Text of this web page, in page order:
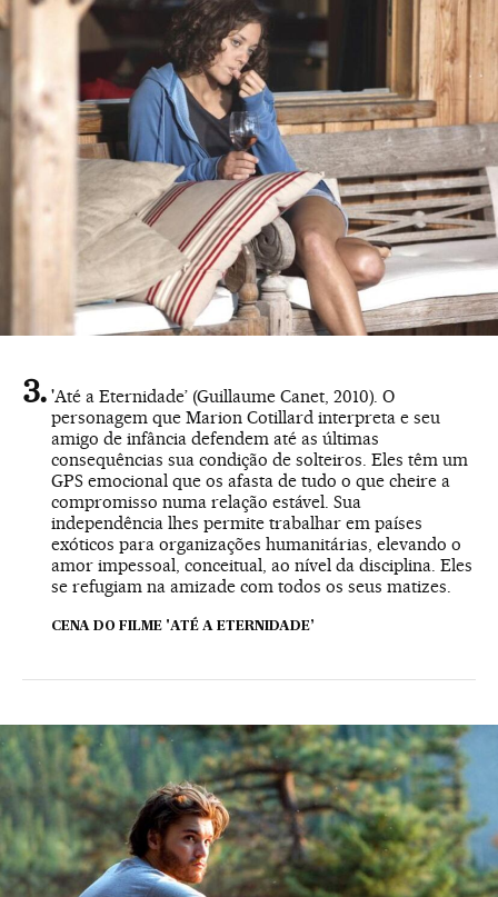
'Até a Eternidade’ (Guillaume Canet, 2010). O
personagem que Marion Cotillard interpreta e seu
amigo de infância defendem até as últimas
consequências sua condição de solteiros. Eles têm um
GPS emocional que os afasta de tudo o que cheire a
compromisso numa relação estável. Sua
independência lhes permite trabalhar em países
exóticos para organizações humanitárias, elevando o
amor impessoal, conceitual, ao nível da disciplina. Eles
se refugiam na amizade com todos os seus matizes.
CENA DO FILME 'ATÉ A ETERNIDADE’